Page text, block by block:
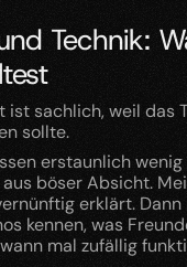
Technik:
ist sachlich, weil das
sollte.
erstaunlich
böser Absicht.
erklärt. Dann
kennen, was
mal zufällig